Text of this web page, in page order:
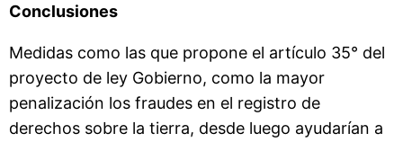
Conclusiones
Medidas como las que propone el artículo 35° del
proyecto de ley Gobierno, como la mayor
penalización los fraudes en el registro de
derechos sobre la tierra, desde luego ayudarían a